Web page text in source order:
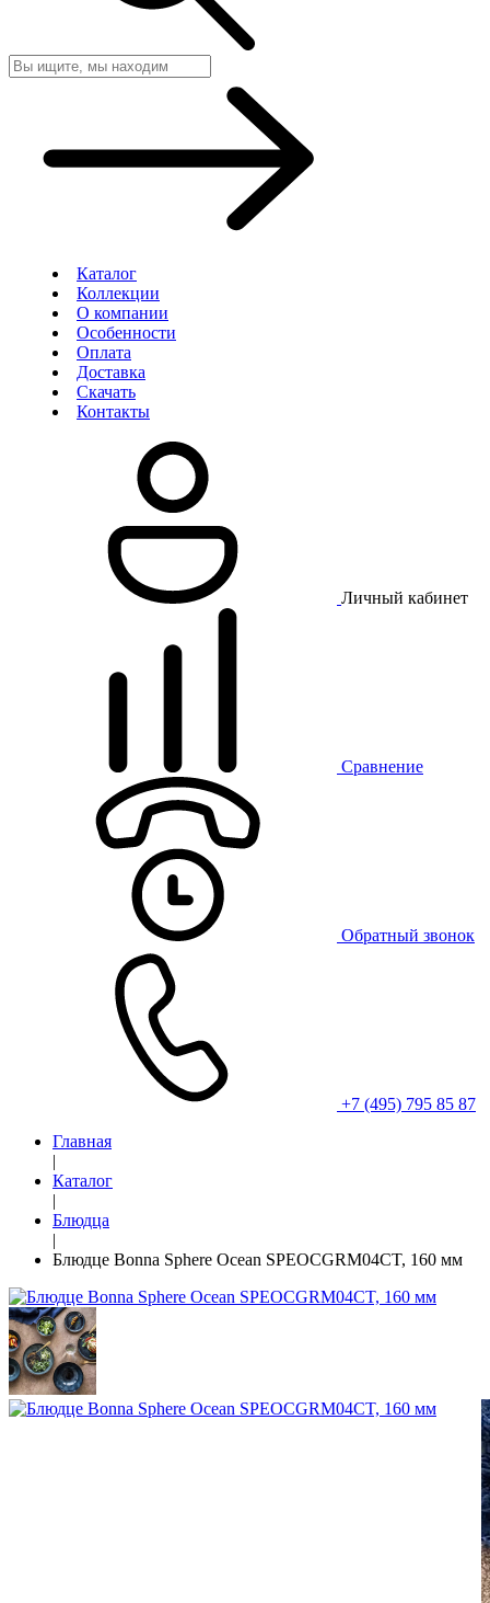
Каталог
Коллекции
О компании
Особенности
Оплата
Доставка
Скачать
Контакты
Личный кабинет
Сравнение
Обратный звонок
+7 (495) 795 85 87
Главная
|
Каталог
|
Блюдца
|
Блюдце Bonna Sphere Ocean SPEOCGRM04CT, 160 мм